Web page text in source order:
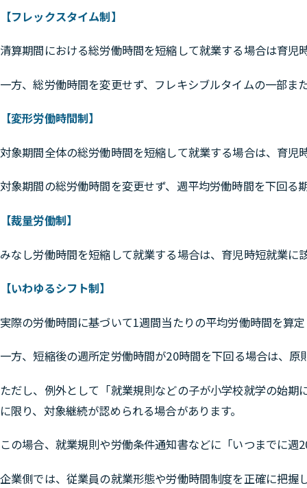
【フレックスタイム制】
清算期間における総労働時間を短縮して就業する場合は育児
一方、総労働時間を変更せず、フレキシブルタイムの一部
【変形労働時間制】
対象期間全体の総労働時間を短縮して就業する場合は、育児
対象期間の総労働時間を変更せず、週平均労働時間を下回
【裁量労働制】
みなし労働時間を短縮して就業する場合は、育児時短就業に
【いわゆるシフト制】
実際の労働時間に基づいて1週間当たりの平均労働時間を算
一方、短縮後の週所定労働時間が20時間を下回る場合は、
ただし、例外として 「就業規則などの子が小学校就学の始
に限り、対象継続が認められる場合があります。
この場合、就業規則や労働条件通知書などに「いつまでに
企業側では、従業員の就業形態や労働時間制度を正確に把